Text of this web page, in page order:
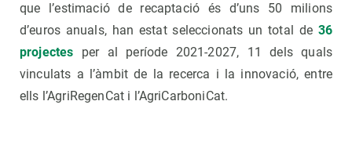
que l’estimació de recaptació és d’uns 50 milions
d’euros anuals, han estat seleccionats un total de 36
projectes
per al període 2021-2027, 11 dels quals
vinculats a l’àmbit de la recerca i la innovació, entre
ells l’AgriRegenCat i l’AgriCarboniCat.